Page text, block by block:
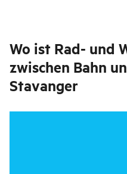
Wo ist Rad- und
zwischen Bahn
Stavanger